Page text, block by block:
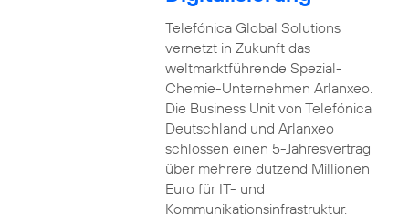
Telefónica Global Solutions
vernetzt in Zukunft das
weltmarktführende Spezial-
Chemie-Unternehmen Arlanxeo.
Die Business Unit von Telefónica
Deutschland und Arlanxeo
schlossen einen 5-Jahresvertrag
über mehrere dutzend Millionen
Euro für IT- und
Kommunikationsinfrastruktur.